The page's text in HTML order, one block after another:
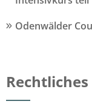
Odenwälder
Rechtliches